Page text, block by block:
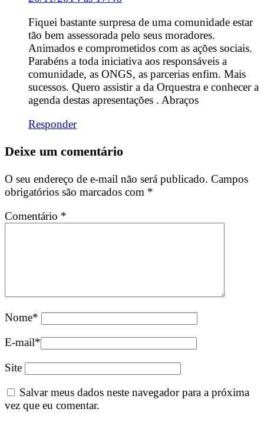
Fiquei bastante surpresa de uma comunidade estar
tão bem assessorada pelo seus moradores.
Animados e comprometidos com as ações sociais.
Parabéns a toda iniciativa aos responsáveis a
comunidade, as ONGS, as parcerias enfim. Mais
sucessos. Quero assistir a da Orquestra e conhecer a
agenda destas apresentações . Abraços
Responder
Deixe um comentário
O seu endereço de e-mail não será publicado. Campos
obrigatórios são marcados com *
Comentário *
Nome*
E-mail*
Site
Salvar meus dados neste navegador para a próxima
vez que eu comentar.